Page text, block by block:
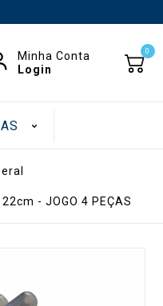
Minha Conta
Login
0
22cm - JOGO 4 PEÇAS